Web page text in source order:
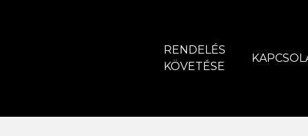
RENDELÉS
KÖVETÉSE